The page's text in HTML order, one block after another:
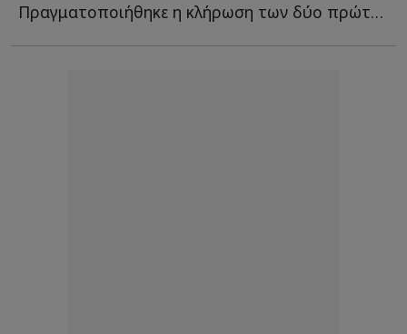
Πραγματοποιήθηκε η κλήρωση των δύο πρώτων προκριματικών γ...